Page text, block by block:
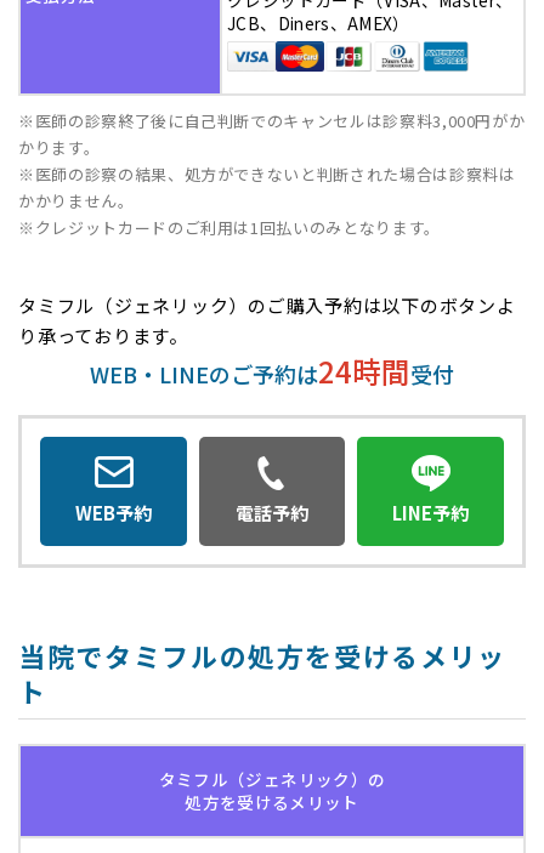
JCB、Diners、AMEX）
※医師の診察終了後に自己判断でのキャンセルは診察料3,000円がか
かります。
※医師の診察の結果、処方ができないと判断された場合は診察料は
かかりません。
※クレジットカードのご利用は1回払いのみとなります。
タミフル（ジェネリック）のご購入予約は以下のボタンよ
り承っております。
WEB・LINEのご予約は24時間受付
WEB予約 電話予約 LINE予約
当院でタミフルの処方を受けるメリッ
ト
タミフル（ジェネリック）の
処方を受けるメリット